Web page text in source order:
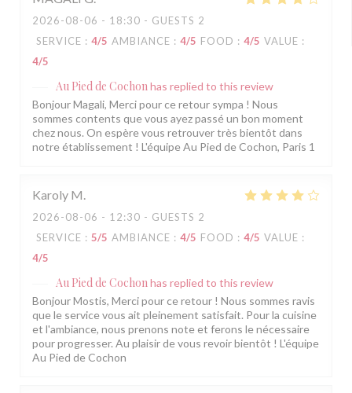
2026-08-06 - 18:30 - GUESTS 2
SERVICE : 4/5 AMBIANCE : 4/5 FOOD : 4/5 VALUE :
4/5
Au Pied de Cochonhas replied to this review
Bonjour Magali, Merci pour ce retour sympa ! Nous
sommes contents que vous ayez passé un bon moment
chez nous. On espère vous retrouver très bientôt dans
notre établissement ! L'équipe Au Pied de Cochon, Paris 1
Karoly M
2026-08-06 - 12:30 - GUESTS 2
SERVICE : 5/5 AMBIANCE : 4/5 FOOD : 4/5 VALUE :
4/5
Au Pied de Cochonhas replied to this review
Bonjour Mostis, Merci pour ce retour ! Nous sommes ravis
que le service vous ait pleinement satisfait. Pour la cuisine
et l'ambiance, nous prenons note et ferons le nécessaire
pour progresser. Au plaisir de vous revoir bientôt ! L'équipe
Au Pied de Cochon